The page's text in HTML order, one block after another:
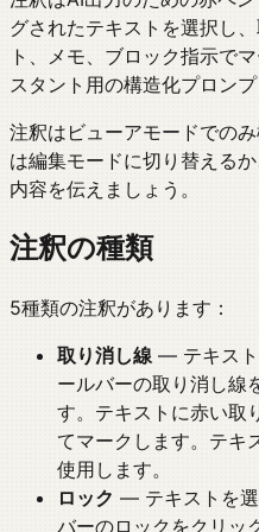
グされたテキストを選択し
ト、メモ、ブロック指示で
スタント用の構造化プロン
注釈はビューアモードでの
は編集モードに切り替える
内容を伝えましょう。
注釈の種類
5種類の注釈があります：
取り消し線 — テキスト
ールバーの取り消し線
す。テキストに赤い取
てマークします。テキ
使用します。
ロック — テキストを
バーのロックをクリッ